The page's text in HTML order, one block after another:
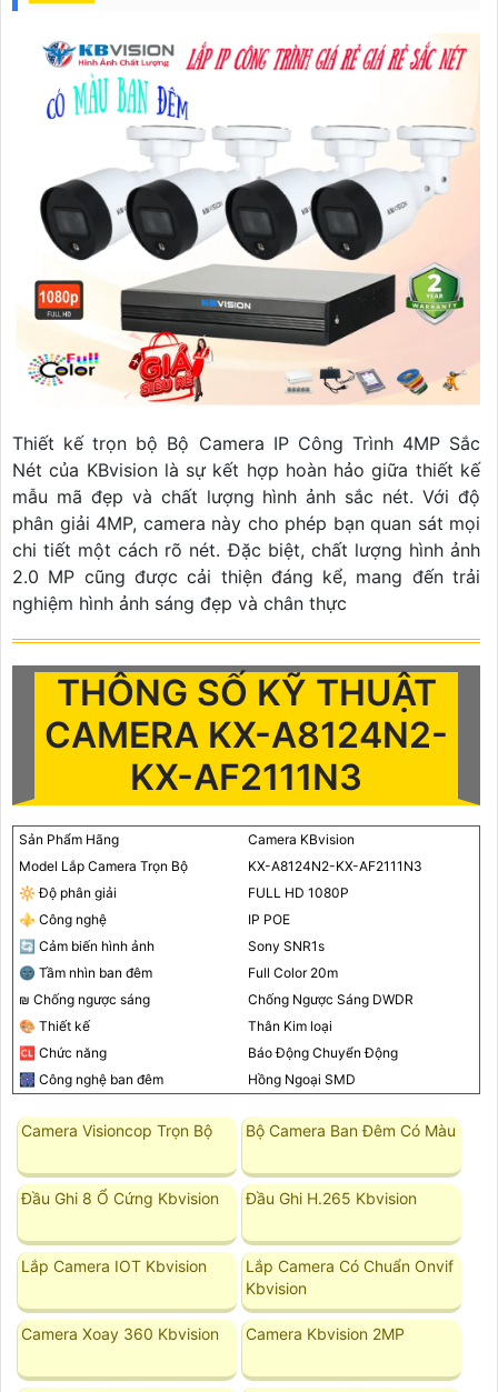
Thiết kế trọn bộ Bộ Camera IP Công Trình 4MP Sắc
Nét của KBvision là sự kết hợp hoàn hảo giữa thiết kế
mẫu mã đẹp và chất lượng hình ảnh sắc nét. Với độ
phân giải 4MP, camera này cho phép bạn quan sát mọi
chi tiết một cách rõ nét. Đặc biệt, chất lượng hình ảnh
2.0 MP cũng được cải thiện đáng kể, mang đến trải
nghiệm hình ảnh sáng đẹp và chân thực
THÔNG SỐ KỸ THUẬT
CAMERA KX-A8124N2-
KX-AF2111N3
Sản Phẩm Hãng
Camera KBvision
Model Lắp Camera Trọn Bộ
KX-A8124N2-KX-AF2111N3
🔆 Độ phân giải
FULL HD 1080P
⚜️ Công nghệ
IP POE
🔄 Cảm biến hình ảnh
Sony SNR1s
🌚 Tầm nhìn ban đêm
Full Color 20m
₪ Chống ngược sáng
Chống Ngược Sáng DWDR
🎨 Thiết kế
Thân Kim loại
🆑 Chức năng
Báo Động Chuyển Động
🎆 Công nghệ ban đêm
Hồng Ngoại SMD
Camera Visioncop Trọn Bộ Bộ Camera Ban Đêm Có Màu
Đầu Ghi 8 Ổ Cứng Kbvision Đầu Ghi H.265 Kbvision
Lắp Camera IOT Kbvision
Lắp Camera Có Chuẩn Onvif
Kbvision
Camera Xoay 360 Kbvision Camera Kbvision 2MP